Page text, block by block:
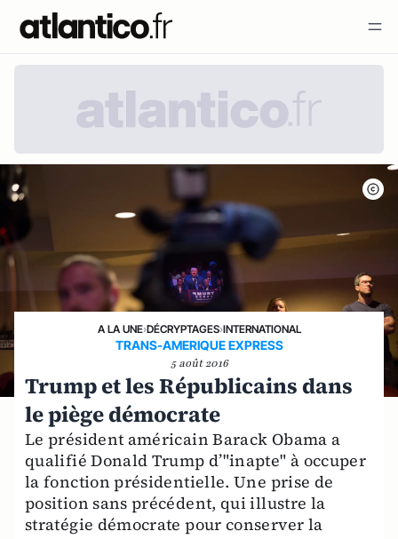
A LA UNE›DÉCRYPTAGES›INTERNATIONAL
TRANS-AMERIQUE EXPRESS
5 août 2016
Trump et les Républicains dans
le piège démocrate
Le président américain Barack Obama a
qualifié Donald Trump d’"inapte" à occuper
la fonction présidentielle. Une prise de
position sans précédent, qui illustre la
stratégie démocrate pour conserver la